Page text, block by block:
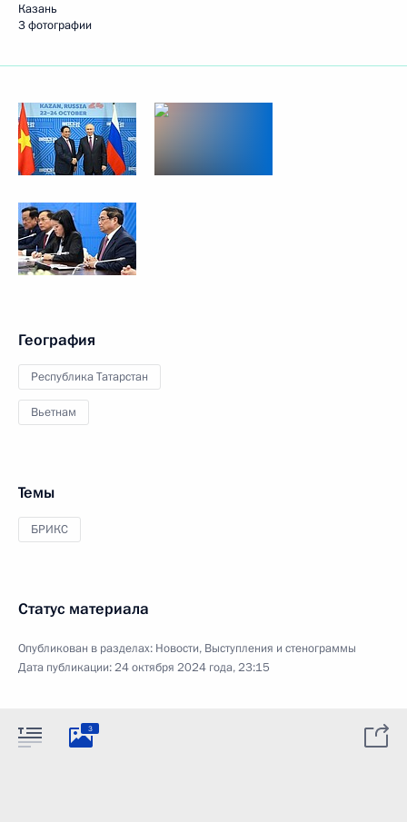
Казань
3 фотографии
География
Республика Татарстан
Вьетнам
Темы
БРИКС
Статус материала
Опубликован в разделах: Новости, Выступления и стенограммы
Дата публикации:24 октября 2024 года, 23:15
3